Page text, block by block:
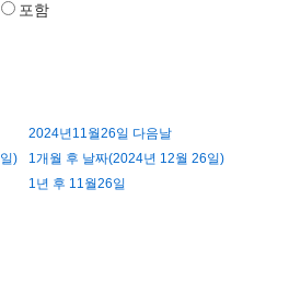
포함
2024년11월26일 다음날
)
1개월 후 날짜(2024년 12월 26일)
1년 후 11월26일